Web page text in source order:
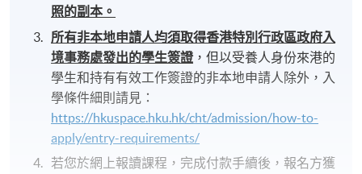
照的副本。
所有非本地申請人均須取得香港特別行政區政府入
境事務處發出的學生簽證 ，但以受養人身份來港的
學生和持有有效工作簽證的非本地申請人除外，入
學條件細則請見：
https://hkuspace.hku.hk/cht/admission/how-to-
apply/entry-requirements/
若您於網上報讀課程，完成付款手續後，報名方獲